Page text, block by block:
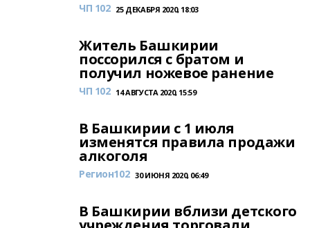
ЧП 102 25 ДЕКАБРЯ 2020, 18:03
Житель Башкирии
поссорился с братом и
получил ножевое ранение
ЧП 102 14 АВГУСТА 2020, 15:59
В Башкирии с 1 июля
изменятся правила продажи
алкоголя
Регион102 30 ИЮНЯ 2020, 06:49
В Башкирии вблизи детского